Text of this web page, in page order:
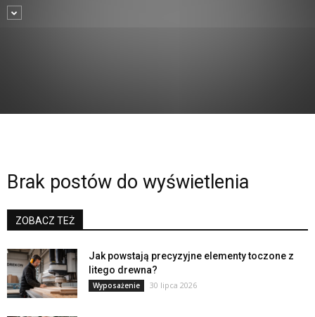
Brak postów do wyświetlenia
ZOBACZ TEŻ
Jak powstają precyzyjne elementy toczone z
litego drewna?
Wyposażenie 30 lipca 2026